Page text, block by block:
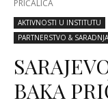
PRIČALICA
AKTIVNOSTI U INSTITUTU
PARTNERSTVO & SARADNJA
BAKA